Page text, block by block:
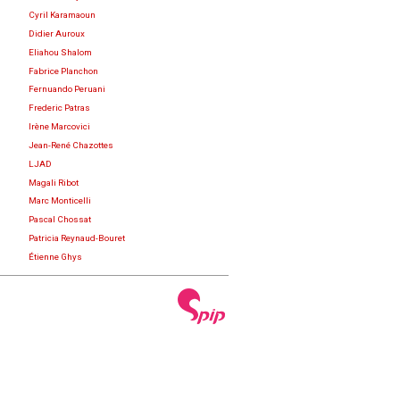
Cyril Karamaoun
Didier Auroux
Eliahou Shalom
Fabrice Planchon
Fernuando Peruani
Frederic Patras
Irène Marcovici
Jean-René Chazottes
LJAD
Magali Ribot
Marc Monticelli
Pascal Chossat
Patricia Reynaud-Bouret
Étienne Ghys